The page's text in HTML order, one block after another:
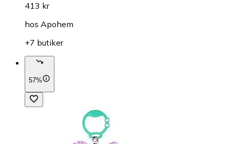
413 kr
hos Apohem
+7 butiker
57%